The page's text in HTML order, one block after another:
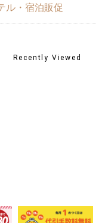
ル・宿泊販促
Recently Viewed